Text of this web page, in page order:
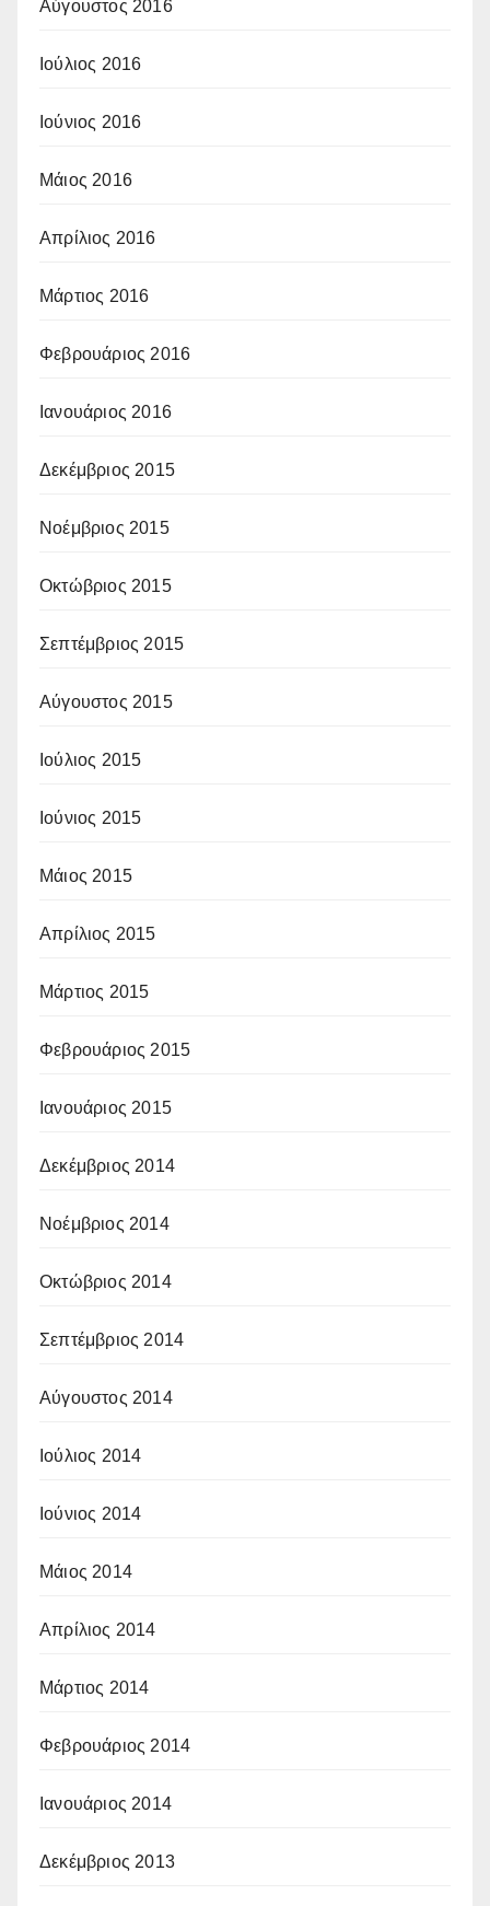
Αύγουστος 2016
Ιούλιος 2016
Ιούνιος 2016
Μάιος 2016
Απρίλιος 2016
Μάρτιος 2016
Φεβρουάριος 2016
Ιανουάριος 2016
Δεκέμβριος 2015
Νοέμβριος 2015
Οκτώβριος 2015
Σεπτέμβριος 2015
Αύγουστος 2015
Ιούλιος 2015
Ιούνιος 2015
Μάιος 2015
Απρίλιος 2015
Μάρτιος 2015
Φεβρουάριος 2015
Ιανουάριος 2015
Δεκέμβριος 2014
Νοέμβριος 2014
Οκτώβριος 2014
Σεπτέμβριος 2014
Αύγουστος 2014
Ιούλιος 2014
Ιούνιος 2014
Μάιος 2014
Απρίλιος 2014
Μάρτιος 2014
Φεβρουάριος 2014
Ιανουάριος 2014
Δεκέμβριος 2013